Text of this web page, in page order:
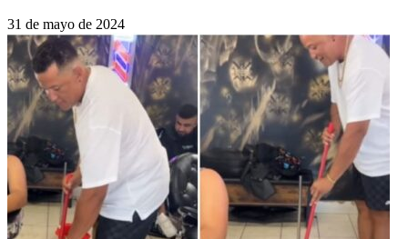
31 de mayo de 2024